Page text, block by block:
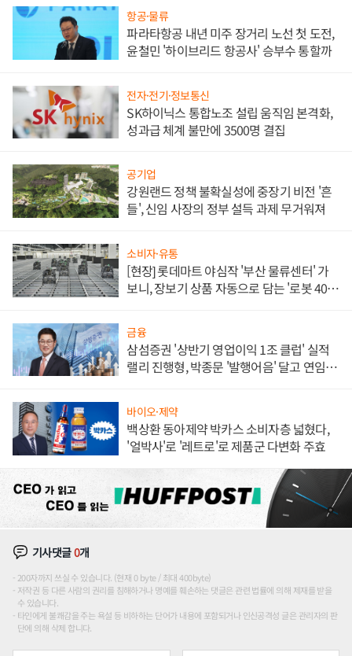
항공·물류
파라타항공 내년 미주 장거리 노선 첫 도전,
윤철민 '하이브리드 항공사' 승부수 통할까
전자·전기·정보통신
SK하이닉스 통합노조 설립 움직임 본격화,
성과급 체계 불만에 3500명 결집
공기업
강원랜드 정책 불확실성에 중장기 비전 '흔
들', 신임 사장의 정부 설득 과제 무거워져
소비자·유통
[현장] 롯데마트 야심작 '부산 물류센터' 가
보니, 장보기 상품 자동으로 담는 '로봇 400
금융
삼섬증권 '상반기 영업이익 1조 클럽' 실적
랠리 진행형, 박종문 '발행어음' 달고 연임 향
바이오·제약
백상환 동아제약 박카스 소비자층 넓혔다,
'얼박사'로 '레트로'로 제품군 다변화 주효
기사댓글0개
200자까지 쓰실 수 있습니다. (현재 0 byte / 최대 400byte)
저작권 등 다른 사람의 권리를 침해하거나 명예를 훼손하는 댓글은 관련 법률에 의해 제재를 받을
수 있습니다.
타인에게 불쾌감을 주는 욕설 등 비하하는 단어가 내용에 포함되거나 인신공격성 글은 관리자의 판
단에 의해 삭제 합니다.